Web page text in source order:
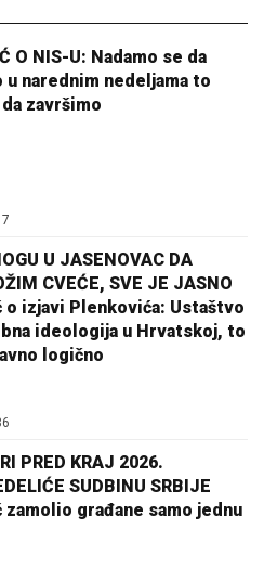
O NIS-U: Nadamo se da
u narednim nedeljama to
završimo
U JASENOVAC DA
CVEĆE, SVE JE JASNO
o izjavi Plenkovića: Ustaštvo
ideologija u Hrvatskoj, to
logično
PRED KRAJ 2026.
SUDBINU SRBIJE
zamolio građane samo jednu